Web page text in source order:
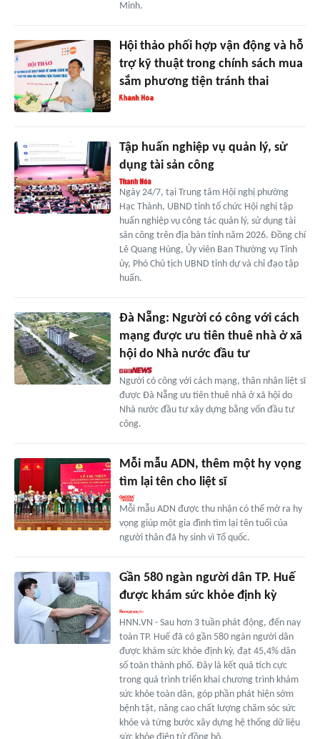
Minh.
Hội thảo phối hợp vận động và hỗ
trợ kỹ thuật trong chính sách mua
sắm phương tiện tránh thai
Tập huấn nghiệp vụ quản lý, sử
dụng tài sản công
Ngày 24/7, tại Trung tâm Hội nghị phường
Hạc Thành, UBND tỉnh tổ chức Hội nghị tập
huấn nghiệp vụ công tác quản lý, sử dụng tài
sản công trên địa bàn tỉnh năm 2026. Đồng chí
Lê Quang Hùng, Ủy viên Ban Thường vụ Tỉnh
ủy, Phó Chủ tịch UBND tỉnh dự và chỉ đạo tập
huấn.
Đà Nẵng: Người có công với cách
mạng được ưu tiên thuê nhà ở xã
hội do Nhà nước đầu tư
Người có công với cách mạng, thân nhân liệt sĩ
được Đà Nẵng ưu tiên thuê nhà ở xã hội do
Nhà nước đầu tư xây dựng bằng vốn đầu tư
công.
Mỗi mẫu ADN, thêm một hy vọng
tìm lại tên cho liệt sĩ
Mỗi mẫu ADN được thu nhận có thể mở ra hy
vọng giúp một gia đình tìm lại tên tuổi của
người thân đã hy sinh vì Tổ quốc.
Gần 580 ngàn người dân TP. Huế
được khám sức khỏe định kỳ
HNN.VN - Sau hơn 3 tuần phát động, đến nay
toàn TP. Huế đã có gần 580 ngàn người dân
được khám sức khỏe định kỳ, đạt 45,4% dân
số toàn thành phố. Đây là kết quả tích cực
trong quá trình triển khai chương trình khám
sức khỏe toàn dân, góp phần phát hiện sớm
bệnh tật, nâng cao chất lượng chăm sóc sức
khỏe và từng bước xây dựng hệ thống dữ liệu